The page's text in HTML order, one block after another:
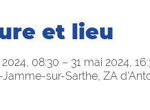
et lieu
08:30 – 31 mai 2024,
Jamme-sur-Sarthe, ZA